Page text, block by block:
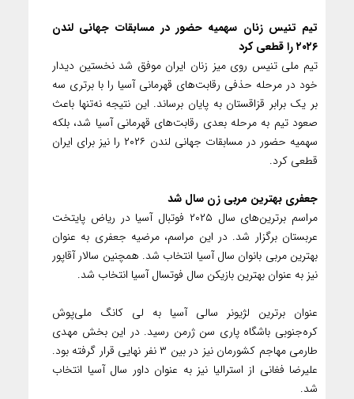
تیم تنیس زنان سهمیه حضور در مسابقات جهانی لندن
۲۰۲۶ را قطعی کرد
تیم ملی تنیس روی میز زنان ایران موفق شد نخستین دیدار
خود در مرحله حذفی رقابت‌های قهرمانی آسیا را با برتری سه
بر یک برابر قزاقستان به پایان برساند. این نتیجه نه‌تنها باعث
صعود تیم به مرحله بعدی رقابت‌های قهرمانی آسیا شد، بلکه
سهمیه حضور در مسابقات جهانی لندن ۲۰۲۶ را نیز برای ایران
قطعی کرد.
جعفری بهترین مربی زن سال شد
مراسم برترین‌های سال ۲۰۲۵ فوتبال آسیا در ریاض پایتخت
عربستان برگزار شد. در این مراسم، مرضیه جعفری به عنوان
بهترین مربی بانوان سال آسیا انتخاب شد. همچنین سالار آقاپور
نیز به عنوان بهترین بازیکن سال فوتسال آسیا انتخاب شد.
عنوان برترین لژیونر سالی آسیا به لی کانگ ملی‌پوش
کره‌جنوبی باشگاه پاری سن ژرمن رسید. در این بخش مهدی
طارمی مهاجم کشورمان نیز در بین ۳ نفر نهایی قرار گرفته بود.
علیرضا فغانی از استرالیا نیز به عنوان داور سال آسیا انتخاب
شد.